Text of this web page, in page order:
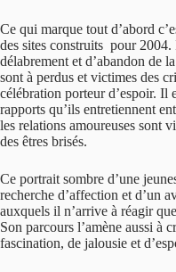
Ce qui marque tout d’abord
des sites construits pour 2004.
délabrement et d’abandon de
sont à perdus et victimes des
célébration porteur d’espoir. Il
rapports qu’ils entretiennent
les relations amoureuses sont
des êtres brisés.
Ce portrait sombre d’une
recherche d’affection et d’un
auxquels il n’arrive à réagir
Son parcours l’amène aussi à
fascination, de jalousie et